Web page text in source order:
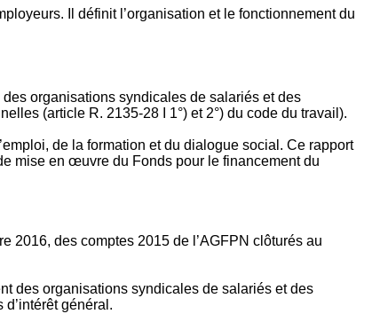
Il définit l’organisation et le fonctionnement du
organisations syndicales de salariés et des
(article R. 2135‐28 I 1°) et 2°) du code du travail).
de la formation et du dialogue social. Ce rapport
mise en œuvre du Fonds pour le financement du
2016, des comptes 2015 de l’AGFPN clôturés au
des organisations syndicales de salariés et des
général.